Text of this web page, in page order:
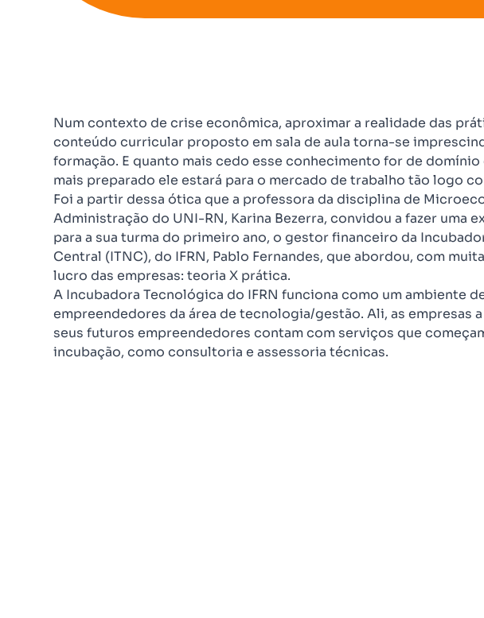
Num contexto de crise econômica, aproximar a realidade das
conteúdo curricular proposto em sala de aula torna-se
formação. E quanto mais cedo esse conhecimento for de
mais preparado ele estará para o mercado de trabalho tão logo
Foi a partir dessa ótica que a professora da disciplina de
Administração do UNI-RN, Karina Bezerra, convidou a fazer uma
para a sua turma do primeiro ano, o gestor financeiro da
Central (ITNC), do IFRN, Pablo Fernandes, que abordou, com
lucro das empresas: teoria X prática.
A Incubadora Tecnológica do IFRN funciona como um ambiente
empreendedores da área de tecnologia/gestão. Ali, as empresas
seus futuros empreendedores contam com serviços que
incubação, como consultoria e assessoria técnicas.